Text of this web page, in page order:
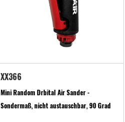
XX366
Mini Random Drbital Air Sander -
Sondermaß, nicht austauschbar, 90 Grad